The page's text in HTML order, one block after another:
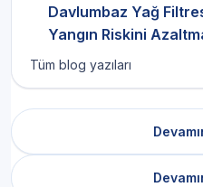
Davlumbaz Yağ
Yangın Riskini
Tüm blog yazıları